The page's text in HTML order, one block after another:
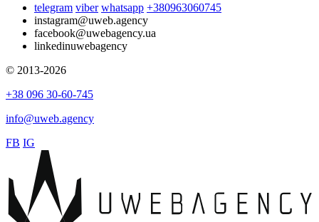
telegram viber whatsapp +380963060745
instagram@uweb.agency
facebook@uwebagency.ua
linkedinuwebagency
© 2013-2026
+38 096 30-60-745
info@uweb.agency
FB IG